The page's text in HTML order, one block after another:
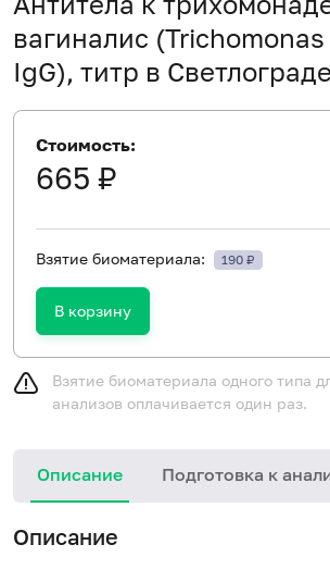
вагиналис
IgG), титр в Светлограде
Стоимость:
665 ₽
Взятие биоматериала: 190 ₽
В корзину
Взятие биоматериала одного типа
анализов оплачивается один раз.
Описание Подготовка к
Описание